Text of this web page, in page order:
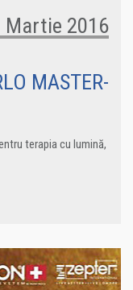
Martie 2016
MASTER-
terapia cu lumină,